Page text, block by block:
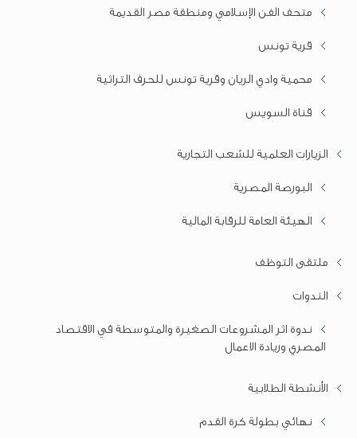
متحف الفن الإسلامي ومنطقة مصر القديمة
قرية تونس
محمية وادي الريان وقرية تونس للحرف التراثية
قناة السويس
الزيارات العلمية للشعب التجارية
البورصة المصرية
الهيئة العامة للرقابة المالية
ملتقى التوظف
الندوات
ندوة اثر المشروعات الصغيرة والمتوسطة في الاقتصاد
المصري وريادة الاعمال
الأنشطة الطلابية
نهائي بطولة كرة القدم